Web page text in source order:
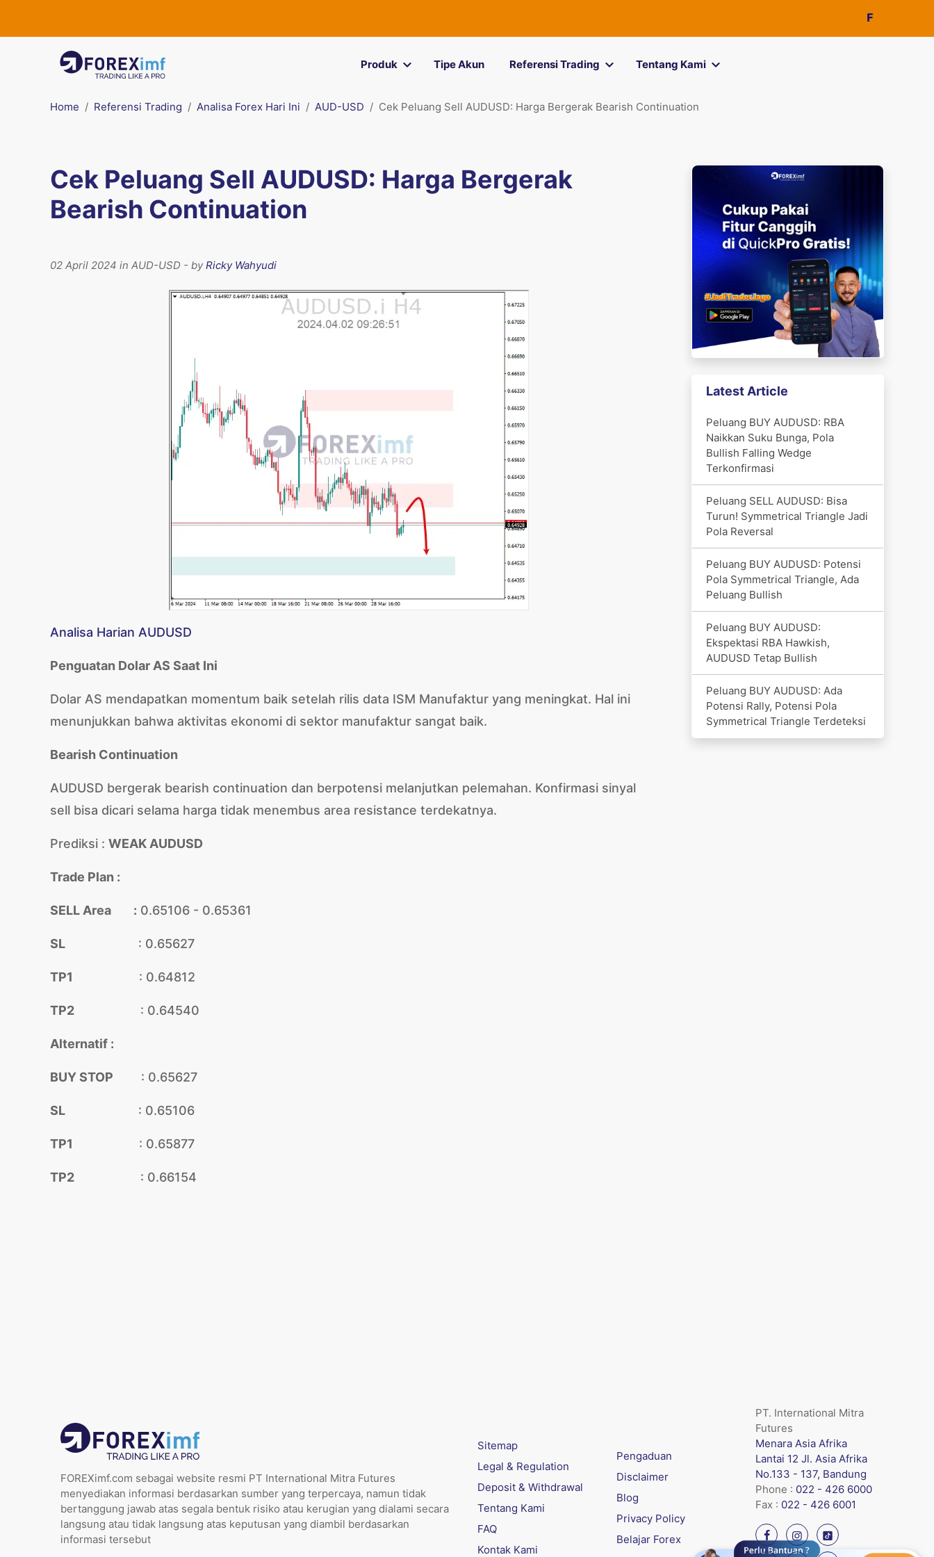
FOREXimf
Produk Tipe Akun Referensi Trading Tentang Kami
Home Referensi Trading Analisa Forex Hari Ini AUD-USD Cek Peluang Sell AUDUSD: Harga Bergerak Bearish Continuation
Cek Peluang Sell AUDUSD: Harga Bergerak
Bearish Continuation
02 April 2024 in AUD-USD - byRicky Wahyudi
Analisa Harian AUDUSD
Penguatan Dolar AS Saat Ini
Dolar AS mendapatkan momentum baik setelah rilis data ISM Manufaktur yang meningkat. Hal ini
menunjukkan bahwa aktivitas ekonomi di sektor manufaktur sangat baik.
Bearish Continuation
AUDUSD bergerak bearish continuation dan berpotensi melanjutkan pelemahan. Konfirmasi sinyal
sell bisa dicari selama harga tidak menembus area resistance terdekatnya.
Prediksi : WEAK AUDUSD
Trade Plan :
SELL Area : 0.65106 - 0.65361
SL : 0.65627
TP1 : 0.64812
TP2 : 0.64540
Alternatif :
BUY STOP : 0.65627
SL : 0.65106
TP1 : 0.65877
TP2 : 0.66154
Latest Article
Peluang BUY AUDUSD: RBA
Naikkan Suku Bunga, Pola
Bullish Falling Wedge
Terkonfirmasi
Peluang SELL AUDUSD: Bisa
Turun! Symmetrical Triangle Jadi
Pola Reversal
Peluang BUY AUDUSD: Potensi
Pola Symmetrical Triangle, Ada
Peluang Bullish
Peluang BUY AUDUSD:
Ekspektasi RBA Hawkish,
AUDUSD Tetap Bullish
Peluang BUY AUDUSD: Ada
Potensi Rally, Potensi Pola
Symmetrical Triangle Terdeteksi
FOREXimf.com sebagai website resmi PT International Mitra Futures
menyediakan informasi berdasarkan sumber yang terpercaya, namun tidak
bertanggung jawab atas segala bentuk risiko atau kerugian yang dialami secara
langsung atau tidak langsung atas keputusan yang diambil berdasarkan
informasi tersebut
Sitemap
Legal & Regulation
Deposit & Withdrawal
Tentang Kami
FAQ
Kontak Kami
Pengaduan
Disclaimer
Blog
Privacy Policy
Belajar Forex
PT. International Mitra
Futures
Menara Asia Afrika
Lantai 12 Jl. Asia Afrika
No.133 - 137, Bandung
Phone : 022 - 426 6000
Fax : 022 - 426 6001